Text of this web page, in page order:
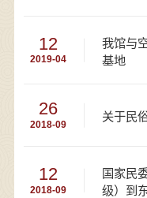
12
2019-04
我馆与
基地
26
2018-09
关于民
12
2018-09
国家民
级）到